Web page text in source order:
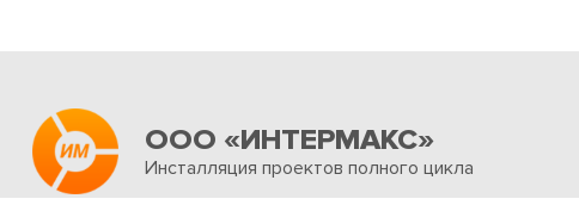
ООО «ИНТЕРМАКС»
Инсталляция проектов полного цикла